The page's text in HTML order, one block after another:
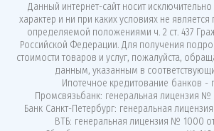
Данный интернет-сайт носит
характер и ни при каких условиях не
определяемой положениями ч. 2 ст. 437
Российской Федерации. Для получения
стоимости товаров и услуг, пожалуйста,
данным, указанным в
Ипотечное кредитование банков -
Промсвязьбанк: генеральная лицензия №
Банк Санкт-Петербург: генеральная
ВТБ: генеральная лицензия № 1000